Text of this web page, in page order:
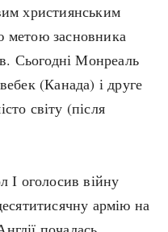
християнським
метою засновника
Сьогодні Монреаль
(Канада) і друге
світу (після
І оголосив війну
армію на